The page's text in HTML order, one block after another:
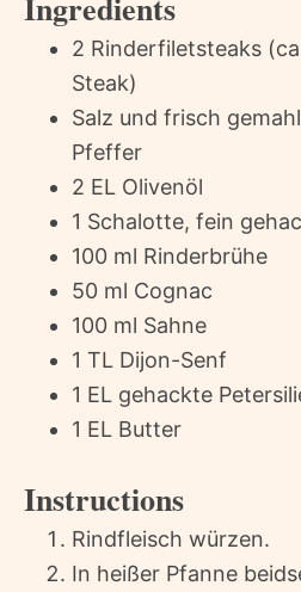
2 Rinderfiletsteaks
Steak)
Salz und frisch
Pfeffer
2 EL Olivenöl
1 Schalotte, fein
100 ml Rinderbrühe
50 ml Cognac
100 ml Sahne
1 TL Dijon-Senf
1 EL gehackte
1 EL Butter
Instructions
Rindfleisch würzen.
In heißer Pfanne